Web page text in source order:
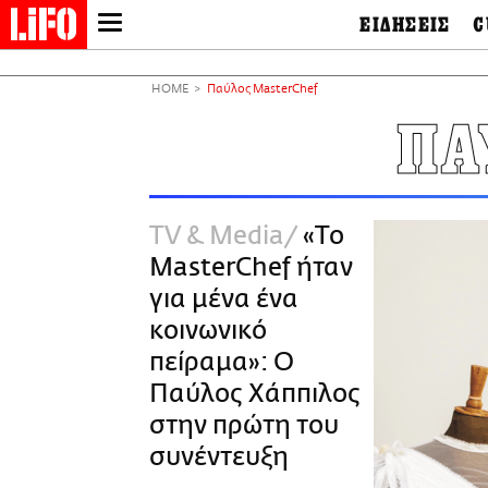
NEWSLETTER
ΑΜΠΑ
PRINT
ΕΙΔΗΣΕΙΣ
Οικονομία
Πολιτισμός
&
HOME Παύλος MasterChef
TV & Media
«Το
MasterChef ήταν
για μένα ένα
κοινωνικό
πείραμα»: Ο
Παύλος Χάππιλος
στην πρώτη του
συνέντευξη